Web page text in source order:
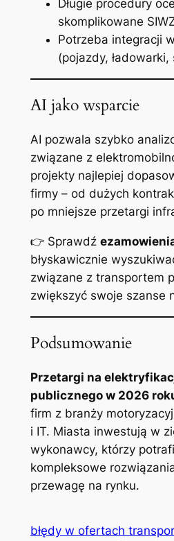
Długie procedury
skomplikowane
Potrzeba integracji
(pojazdy, ładowarki,
AI jako wsparcie
AI pozwala szybko
związane z
projekty najlepiej
firmy – od dużych
po mniejsze przetargi
👉 Sprawdź
błyskawicznie
związane z transportem
zwiększyć swoje szanse
Podsumowanie
Przetargi na
publicznego w 2026
firm z branży
i IT. Miasta inwestują w
wykonawcy, którzy
kompleksowe
przewagę na rynku.
błędy w ofertach